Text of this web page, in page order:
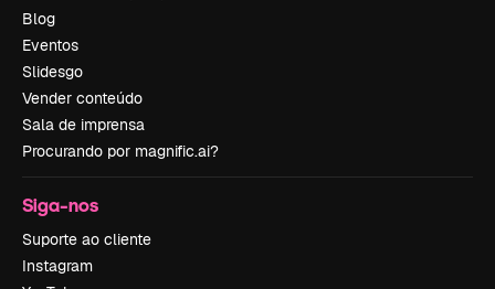
Blog
Eventos
Slidesgo
Vender conteúdo
Sala de imprensa
Procurando por magnific.ai?
Siga-nos
Suporte ao cliente
Instagram